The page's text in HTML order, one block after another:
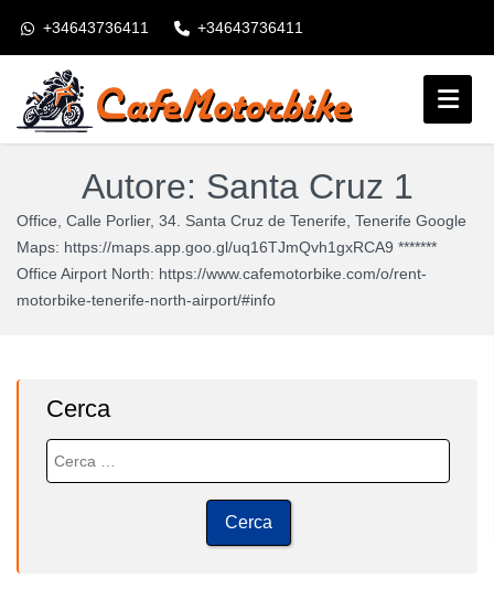
+34643736411 +34643736411
booking@cafemotorbike.com
Seguiteci:
Autore: Santa Cruz 1
Office, Calle Porlier, 34. Santa Cruz de Tenerife, Tenerife Google
Maps: https://maps.app.goo.gl/uq16TJmQvh1gxRCA9 *******
Office Airport North: https://www.cafemotorbike.com/o/rent-
motorbike-tenerife-north-airport/#info
Cerca
Ricerca
per: